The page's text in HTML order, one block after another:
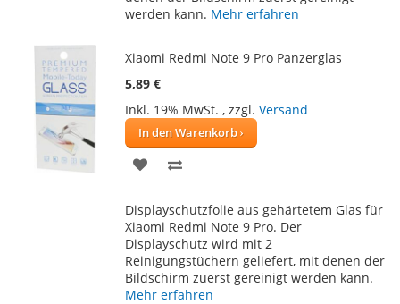
werden kann. Mehr erfahren
Xiaomi Redmi Note 9 Pro Panzerglas
5,89 €
Inkl. 19% MwSt. , zzgl. Versand
In den Warenkorb
ZUR
HINZUFÜGEN
HINZUFÜGEN
Displayschutzfolie aus gehärtetem Glas für
Xiaomi Redmi Note 9 Pro. Der
Displayschutz wird mit 2
Reinigungstüchern geliefert, mit denen der
Bildschirm zuerst gereinigt werden kann.
Mehr erfahren